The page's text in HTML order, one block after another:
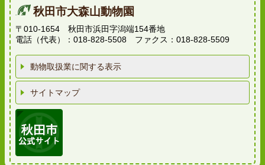
秋田市大森山動物園
〒010-1654 秋田市浜田字潟端154番地
電話（代表）：018-828-5508 ファクス：018-828-5509
動物取扱業に関する表示
サイトマップ